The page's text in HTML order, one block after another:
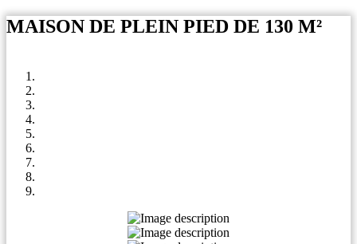
MAISON DE PLEIN PIED DE 130 M²